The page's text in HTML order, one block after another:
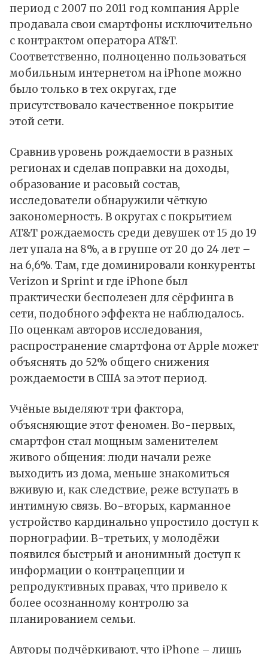
период с 2007 по 2011 год компания Apple
продавала свои смартфоны исключительно
с контрактом оператора AT&T.
Соответственно, полноценно пользоваться
мобильным интернетом на iPhone можно
было только в тех округах, где
присутствовало качественное покрытие
этой сети.
Сравнив уровень рождаемости в разных
регионах и сделав поправки на доходы,
образование и расовый состав,
исследователи обнаружили чёткую
закономерность. В округах с покрытием
AT&T рождаемость среди девушек от 15 до 19
лет упала на 8%, а в группе от 20 до 24 лет –
на 6,6%. Там, где доминировали конкуренты
Verizon и Sprint и где iPhone был
практически бесполезен для сёрфинга в
сети, подобного эффекта не наблюдалось.
По оценкам авторов исследования,
распространение смартфона от Apple может
объяснять до 52% общего снижения
рождаемости в США за этот период.
Учёные выделяют три фактора,
объясняющие этот феномен. Во-первых,
смартфон стал мощным заменителем
живого общения: люди начали реже
выходить из дома, меньше знакомиться
вживую и, как следствие, реже вступать в
интимную связь. Во-вторых, карманное
устройство кардинально упростило доступ к
порнографии. В-третьих, у молодёжи
появился быстрый и анонимный доступ к
информации о контрацепции и
репродуктивных правах, что привело к
более осознанному контролю за
планированием семьи.
Авторы подчёркивают, что iPhone – лишь